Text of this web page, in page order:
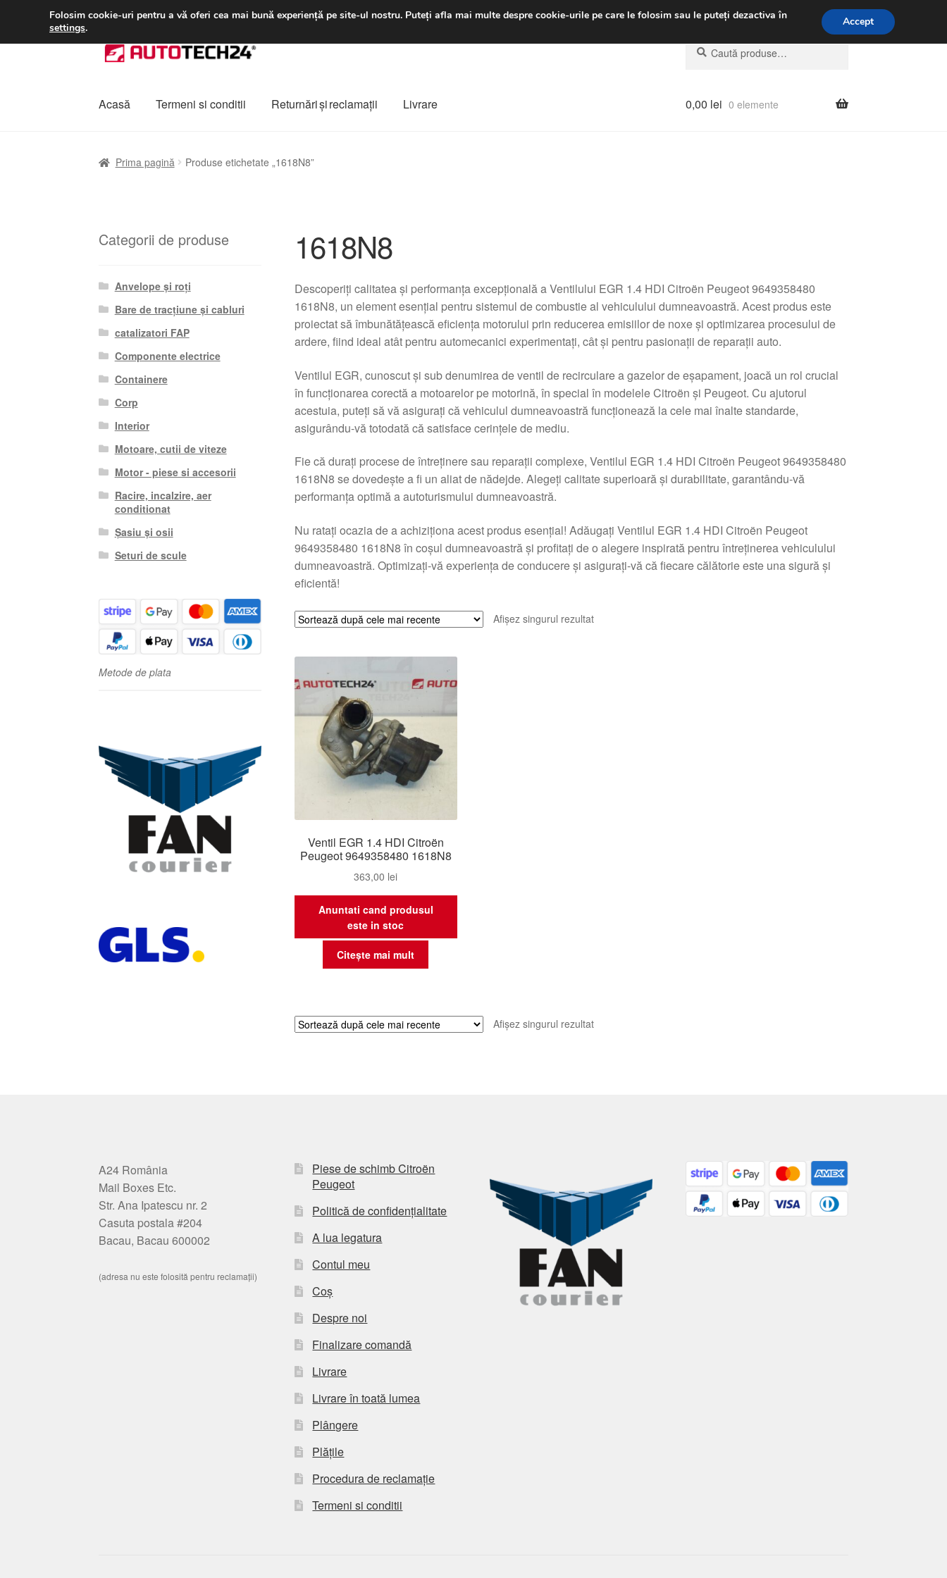
LIVRARE de la 33 lei luni-vineri 9 a.m. - 4 p.m.031 229 6816
Sari
la
Sari
la
Caută
după:
Caută
Acasă Termeni si conditii Returnări şi reclamații Livrare 0,00 lei 0 elemente
Prima pagină Produse etichetate „1618N8”
1618N8
Descoperiți calitatea și performanța excepțională a Ventilului EGR 1.4 HDI Citroën Peugeot 9649358480
1618N8, un element esențial pentru sistemul de combustie al vehiculului dumneavoastră. Acest produs este
proiectat să îmbunătățească eficiența motorului prin reducerea emisiilor de noxe și optimizarea procesului de
ardere, fiind ideal atât pentru automecanici experimentați, cât și pentru pasionații de reparații auto.
Ventilul EGR, cunoscut și sub denumirea de ventil de recirculare a gazelor de eșapament, joacă un rol crucial
în funcționarea corectă a motoarelor pe motorină, în special în modelele Citroën și Peugeot. Cu ajutorul
acestuia, puteți să vă asigurați că vehiculul dumneavoastră funcționează la cele mai înalte standarde,
asigurându-vă totodată că satisface cerințele de mediu.
Fie că durați procese de întreținere sau reparații complexe, Ventilul EGR 1.4 HDI Citroën Peugeot 9649358480
1618N8 se dovedește a fi un aliat de nădejde. Alegeți calitate superioară și durabilitate, garantându-vă
performanța optimă a autoturismului dumneavoastră.
Nu ratați ocazia de a achiziționa acest produs esențial! Adăugați Ventilul EGR 1.4 HDI Citroën Peugeot
9649358480 1618N8 în coșul dumneavoastră și profitați de o alegere inspirată pentru întreținerea vehiculului
dumneavoastră. Optimizați-vă experiența de conducere și asigurați-vă că fiecare călătorie este una sigură și
eficientă!
Afișez singurul rezultat
Ventil EGR 1.4 HDI Citroën
Peugeot 9649358480 1618N8
363,00 lei
Anuntati cand produsul
este in stoc
Citește mai mult
Afișez singurul rezultat
Categorii de produse
Anvelope și roți
Bare de tracțiune și cabluri
catalizatori FAP
Componente electrice
Containere
Corp
Interior
Motoare, cutii de viteze
Motor - piese si accesorii
Racire, incalzire, aer
conditionat
Șasiu și osii
Seturi de scule
Metode de plata
A24 România
Mail Boxes Etc.
Str. Ana Ipatescu nr. 2
Casuta postala #204
Bacau, Bacau 600002
(adresa nu este folosită pentru reclamații)
Piese de schimb Citroën
Peugeot
Politică de confidențialitate
A lua legatura
Contul meu
Coș
Despre noi
Finalizare comandă
Livrare
Livrare în toată lumea
Plângere
Plățile
Procedura de reclamație
Termeni si conditii
Folosim cookie-uri pentru a vă oferi cea mai bună experiență pe site-ul nostru. Puteți afla mai multe despre cookie-urile pe care le folosim sau le puteți dezactiva în
settings. Accept